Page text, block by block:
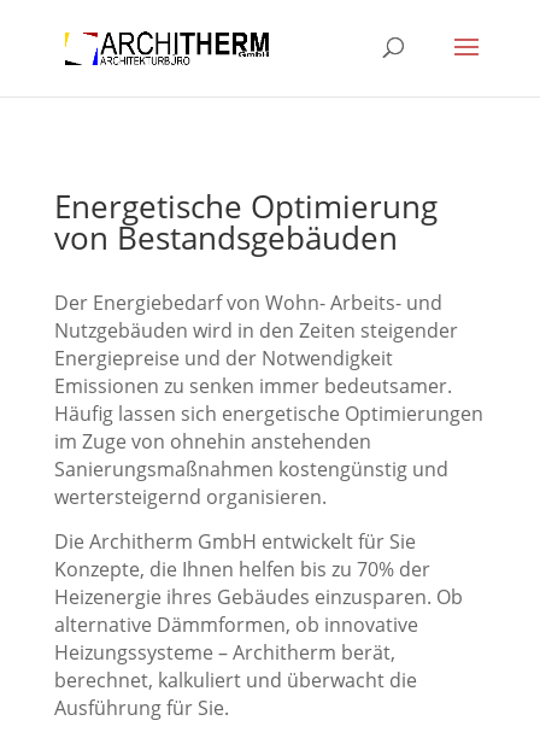
Energetische Optimierung
von Bestandsgebäuden
Der Energiebedarf von Wohn- Arbeits- und
Nutzgebäuden wird in den Zeiten steigender
Energiepreise und der Notwendigkeit
Emissionen zu senken immer bedeutsamer.
Häufig lassen sich energetische Optimierungen
im Zuge von ohnehin anstehenden
Sanierungsmaßnahmen kostengünstig und
wertersteigernd organisieren.
Die Architherm GmbH entwickelt für Sie
Konzepte, die Ihnen helfen bis zu 70% der
Heizenergie ihres Gebäudes einzusparen. Ob
alternative Dämmformen, ob innovative
Heizungssysteme – Architherm berät,
berechnet, kalkuliert und überwacht die
Ausführung für Sie.